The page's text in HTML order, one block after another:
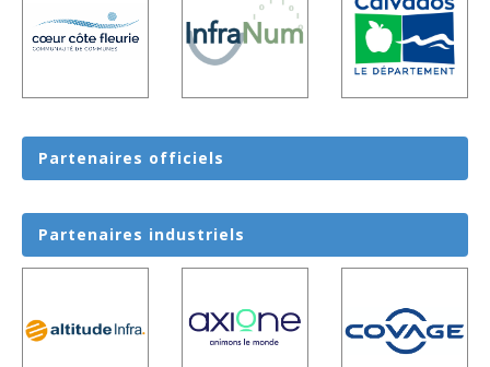
Partenaires officiels
Partenaires industriels